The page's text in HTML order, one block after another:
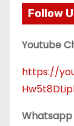
Follow
Youtube
https://
Whatsapp